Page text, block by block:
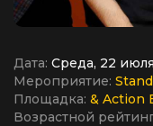
Дата: Среда, 22
Мероприятие:
Площадка: & Action
Возрастной